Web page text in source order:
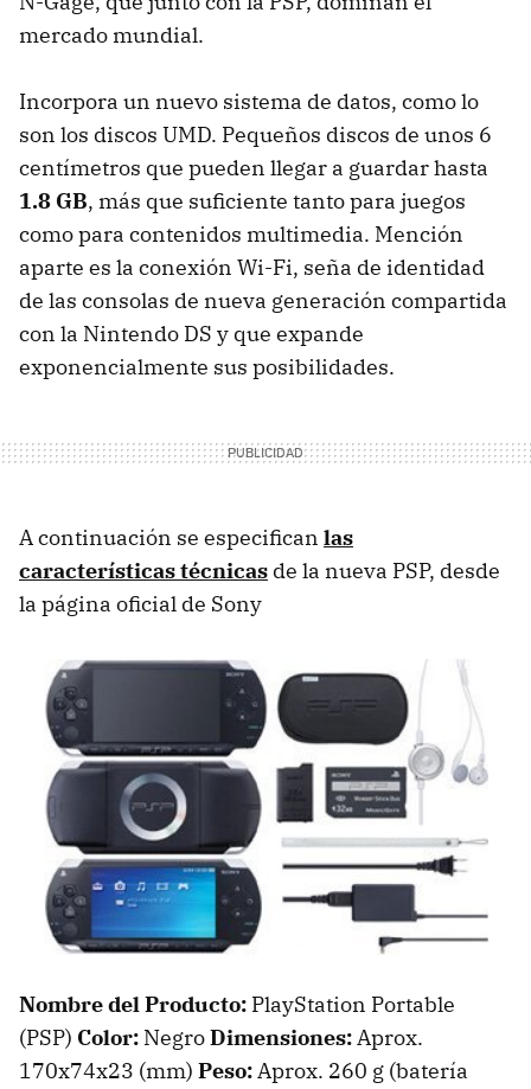
mercado mundial.
Incorpora un nuevo sistema de datos, como lo
son los discos UMD. Pequeños discos de unos 6
centímetros que pueden llegar a guardar hasta
1.8 GB, más que suficiente tanto para juegos
como para contenidos multimedia. Mención
aparte es la conexión Wi-Fi, seña de identidad
de las consolas de nueva generación compartida
con la Nintendo DS y que expande
exponencialmente sus posibilidades.
A continuación se especifican las
características técnicas de la nueva PSP, desde
la página oficial de Sony
Nombre del Producto: PlayStation Portable
(PSP) Color: NegroDimensiones:Aprox.
170x74x23 (mm) Peso:Aprox. 260 g (batería